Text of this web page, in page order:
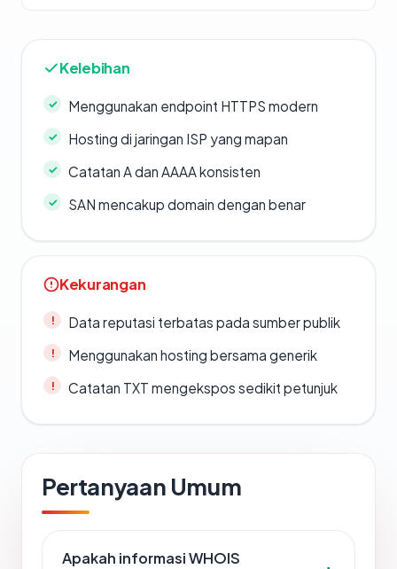
Kelebihan
Menggunakan endpoint HTTPS modern
Hosting di jaringan ISP yang mapan
Catatan A dan AAAA konsisten
SAN mencakup domain dengan benar
Kekurangan
Data reputasi terbatas pada sumber publik
Menggunakan hosting bersama generik
Catatan TXT mengekspos sedikit petunjuk
Pertanyaan Umum
Apakah informasi WHOIS